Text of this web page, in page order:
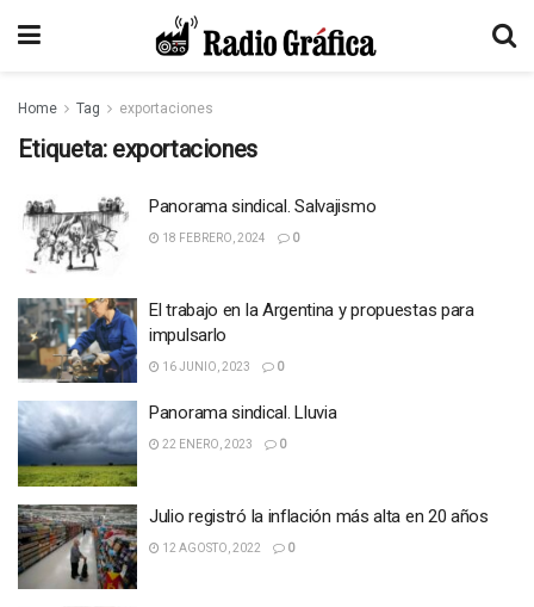
Home Tag exportaciones
Etiqueta: exportaciones
Panorama sindical. Salvajismo
18 FEBRERO, 2024 0
El trabajo en la Argentina y propuestas para
impulsarlo
16 JUNIO, 2023 0
Panorama sindical. Lluvia
22 ENERO, 2023 0
Julio registró la inflación más alta en 20 años
12 AGOSTO, 2022 0